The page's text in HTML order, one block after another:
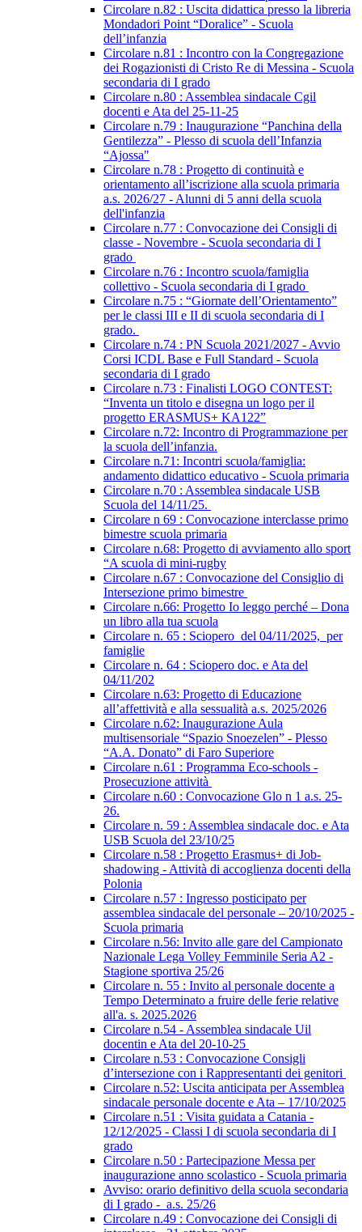
Circolare n.82 : Uscita didattica presso la libreria
Mondadori Point “Doralice” - Scuola
dell’infanzia
Circolare n.81 : Incontro con la Congregazione
dei Rogazionisti di Cristo Re di Messina - Scuola
secondaria di I grado
Circolare n.80 : Assemblea sindacale Cgil
docenti e Ata del 25-11-25
Circolare n.79 : Inaugurazione “Panchina della
Gentilezza” - Plesso di scuola dell’Infanzia
“Ajossa"
Circolare n.78 : Progetto di continuità e
orientamento all’iscrizione alla scuola primaria
a.s. 2026/27 - Alunni di 5 anni della scuola
dell'infanzia
Circolare n.77 : Convocazione dei Consigli di
classe - Novembre - Scuola secondaria di I
grado
Circolare n.76 : Incontro scuola/famiglia
collettivo - Scuola secondaria di I grado
Circolare n.75 : “Giornate dell’Orientamento”
per le classi III e II di scuola secondaria di I
grado.
Circolare n.74 : PN Scuola 2021/2027 - Avvio
Corsi ICDL Base e Full Standard - Scuola
secondaria di I grado
Circolare n.73 : Finalisti LOGO CONTEST:
“Inventa un titolo e disegna un logo per il
progetto ERASMUS+ KA122”
Circolare n.72: Incontro di Programmazione per
la scuola dell’infanzia.
Circolare n.71: Incontri scuola/famiglia:
andamento didattico educativo - Scuola primaria
Circolare n.70 : Assemblea sindacale USB
Scuola del 14/11/25.
Circolare n 69 : Convocazione interclasse primo
bimestre scuola primaria
Circolare n.68: Progetto di avviamento allo sport
“A scuola di mini-rugby
Circolare n.67 : Convocazione del Consiglio di
Intersezione primo bimestre
Circolare n.66: Progetto Io leggo perché – Dona
un libro alla tua scuola
Circolare n. 65 : Sciopero del 04/11/2025, per
famiglie
Circolare n. 64 : Sciopero doc. e Ata del
04/11/202
Circolare n.63: Progetto di Educazione
all’affettività e alla sessualità a.s. 2025/2026
Circolare n.62: Inaugurazione Aula
multisensoriale “Spazio Snoezelen” - Plesso
“A.A. Donato” di Faro Superiore
Circolare n.61 : Programma Eco-schools -
Prosecuzione attività
Circolare n.60 : Convocazione Glo n 1 a.s. 25-
26.
Circolare n. 59 : Assemblea sindacale doc. e Ata
USB Scuola del 23/10/25
Circolare n.58 : Progetto Erasmus+ di Job-
shadowing - Attività di accoglienza docenti della
Polonia
Circolare n.57 : Ingresso posticipato per
assemblea sindacale del personale – 20/10/2025 -
Scuola primaria
Circolare n.56: Invito alle gare del Campionato
Nazionale Lega Volley Femminile Seria A2 -
Stagione sportiva 25/26
Circolare n. 55 : Invito al personale docente a
Tempo Determinato a fruire delle ferie relative
all'a. s. 2025.2026
Circolare n.54 - Assemblea sindacale Uil
docentin e Ata del 20-10-25
Circolare n.53 : Convocazione Consigli
d’intersezione con i Rappresentanti dei genitori
Circolare n.52: Uscita anticipata per Assemblea
sindacale personale docente e Ata – 17/10/2025
Circolare n.51 : Visita guidata a Catania -
12/12/2025 - Classi I di scuola secondaria di I
grado
Circolare n.50 : Partecipazione Messa per
inaugurazione anno scolastico - Scuola primaria
Avviso: orario definitivo della scuola secondaria
di I grado - a.s. 25/26
Circolare n.49 : Convocazione dei Consigli di